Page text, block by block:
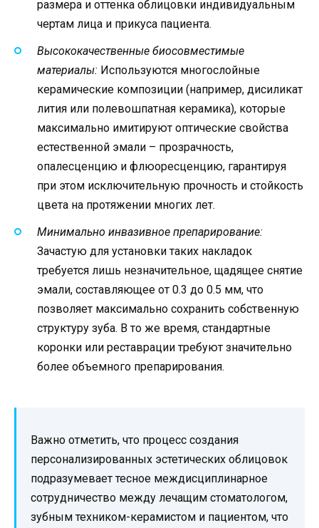
размера и оттенка облицовки индивидуальным
чертам лица и прикуса пациента.
Высококачественные биосовместимые
материалы: Используются многослойные
керамические композиции (например, дисиликат
лития или полевошпатная керамика), которые
максимально имитируют оптические свойства
естественной эмали – прозрачность,
опалесценцию и флюоресценцию, гарантируя
при этом исключительную прочность и стойкость
цвета на протяжении многих лет.
Минимально инвазивное препарирование:
Зачастую для установки таких накладок
требуется лишь незначительное, щадящее снятие
эмали, составляющее от 0.3 до 0.5 мм, что
позволяет максимально сохранить собственную
структуру зуба. В то же время, стандартные
коронки или реставрации требуют значительно
более объемного препарирования.
Важно отметить, что процесс создания
персонализированных эстетических облицовок
подразумевает тесное междисциплинарное
сотрудничество между лечащим стоматологом,
зубным техником-керамистом и пациентом, что